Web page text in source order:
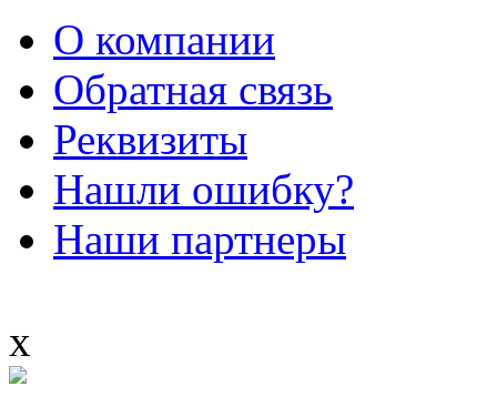
О компании
Обратная связь
Реквизиты
Нашли ошибку?
Наши партнеры
x